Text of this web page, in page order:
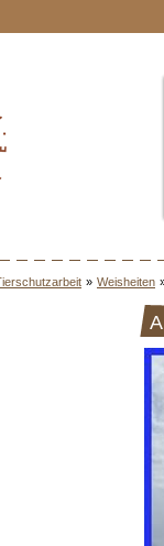
» Weisheiten